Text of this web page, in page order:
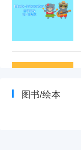
图书/绘本